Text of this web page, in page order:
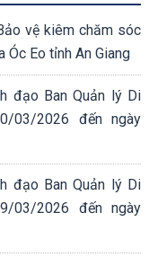
vệ kiêm chăm sóc
Óc Eo tỉnh An Giang
đạo Ban Quản lý Di
03/2026 đến ngày
đạo Ban Quản lý Di
03/2026 đến ngày